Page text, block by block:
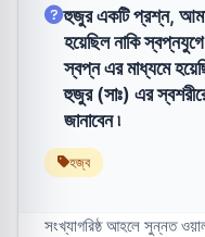
হুজুর একটি প্রশ্ন,
হয়েছিল নাকি
স্বপ্ন এর মাধ্যমে
হুজুর (সাঃ) এর
জানাবেন ৷
হজ্ব
সংখ্যাগরিষ্ঠ আহলে সুন্নত